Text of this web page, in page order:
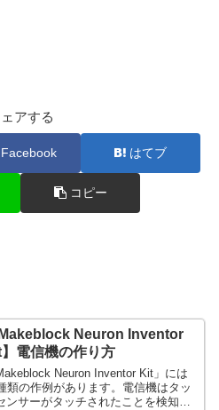
アする
Facebook はてブ
コピー
Makeblock Neuron Inventor
電信機の作り方
Neuron Inventor Kit」には
類の作例があります。電信機はタッ
ンサーがタッチされたことを検知す